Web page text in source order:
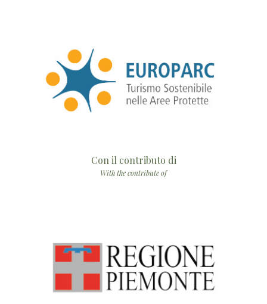
Con il contributo di
With the contribute of